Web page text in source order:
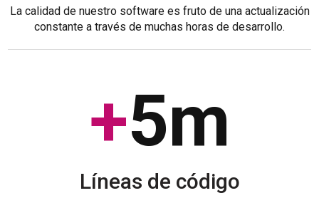
La calidad de nuestro software es fruto de una actualización
constante a través de muchas horas de desarrollo.
+5m
Líneas de código